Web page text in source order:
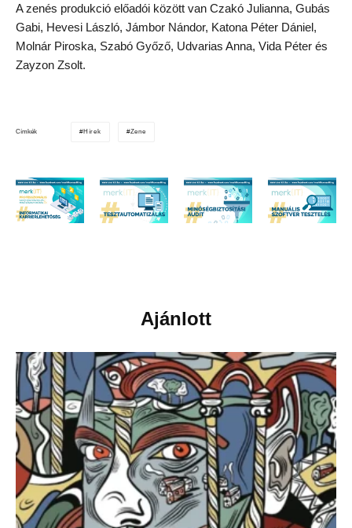
A zenés produkció előadói között van Czakó Julianna, Gubás
Gabi, Hevesi László, Jámbor Nándor, Katona Péter Dániel,
Molnár Piroska, Szabó Győző, Udvarias Anna, Vida Péter és
Zayzon Zsolt.
Címkék Hírek Zene
Ajánlott